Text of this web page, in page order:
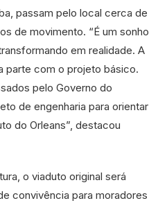
passam pelo local cerca de
de movimento. “É um sonho
em realidade. A
parte com o projeto básico.
pelo Governo do
de engenharia para orientar
do Orleans”, destacou
o viaduto original será
convivência para moradores